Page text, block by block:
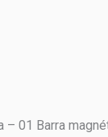
– 01 Barra